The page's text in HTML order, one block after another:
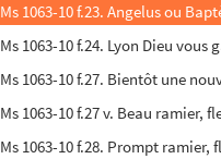
Ms 1063-10 f.23. Angelus ou
Ms 1063-10 f.24. Lyon Dieu
Ms 1063-10 f.27. Bientôt une
Ms 1063-10 f.27 v. Beau
Ms 1063-10 f.28. Prompt